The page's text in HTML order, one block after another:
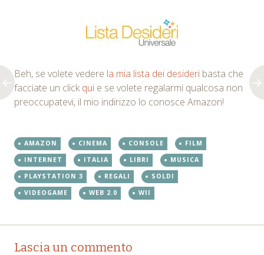
Beh, se volete vedere la mia lista dei desideri basta che
facciate un clickqui e se volete regalarmi qualcosa non
preoccupatevi, il mio indirizzo lo conosce Amazon!
AMAZON CINEMA CONSOLE
FILM
INTERNET
ITALIA LIBRI
MUSICA
PLAYSTATION 3
REGALI
SOLDI
VIDEOGAME
WEB 2.0 WII
Post
Lascia un commento